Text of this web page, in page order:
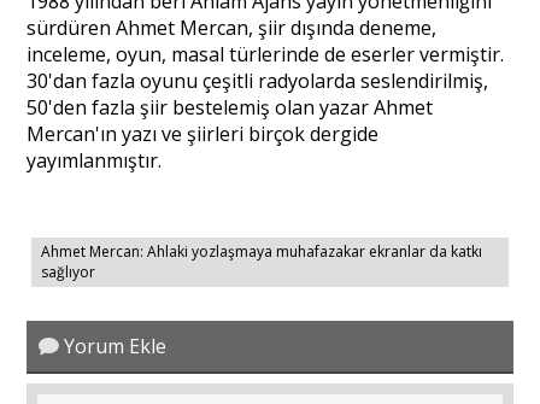
sürdüren Ahmet Mercan, şiir dışında deneme,
inceleme, oyun, masal türlerinde de eserler vermiştir.
30'dan fazla oyunu çeşitli radyolarda seslendirilmiş,
50'den fazla şiir bestelemiş olan yazar Ahmet
Mercan'ın yazı ve şiirleri birçok dergide
yayımlanmıştır.
Ahmet Mercan: Ahlaki yozlaşmaya muhafazakar ekranlar da katkı
sağlıyor
Yorum Ekle